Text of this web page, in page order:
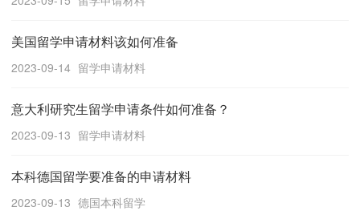
美国留学申请材料该如何准备
2023-09-14 留学申请材料
意大利研究生留学申请条件如何准备？
2023-09-13 留学申请材料
本科德国留学要准备的申请材料
2023-09-13 德国本科留学